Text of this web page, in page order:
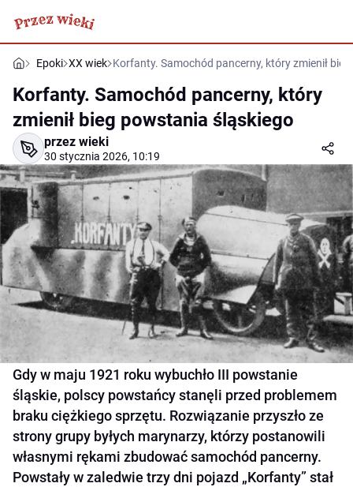
Epoki XX wiek Korfanty. Samochód pancerny, który zmienił
Korfanty. Samochód pancerny, który
zmienił bieg powstania śląskiego
przez wieki
30 stycznia 2026, 10:19
Gdy w maju 1921 roku wybuchło III powstanie
śląskie, polscy powstańcy stanęli przed problemem
braku ciężkiego sprzętu. Rozwiązanie przyszło ze
strony grupy byłych marynarzy, którzy postanowili
własnymi rękami zbudować samochód pancerny.
Powstały w zaledwie trzy dni pojazd „Korfanty” stał